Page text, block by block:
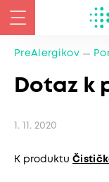
PreAlergikov
Dotaz k
1. 11. 2020
K produktu